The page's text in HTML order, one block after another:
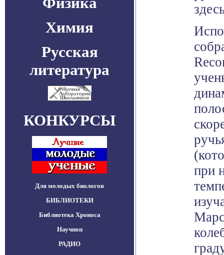
Химия
Русская
литература
КОНКУРСЫ
Для молодых биологов
БИБЛИОТЕКИ
Библиотека Хроноса
Научпоп
РАДИО
при